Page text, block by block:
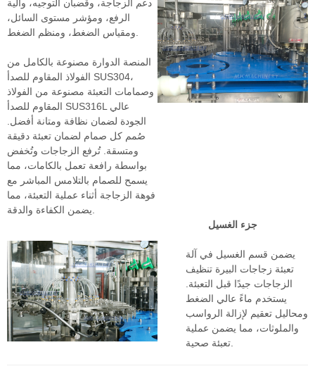
دعم الزجاجة، وقضبان التوجيه، وآلية
الرفع، ومؤشر مستوى السائل،
ومقياس الضغط، ومنظم الضغط.
المنصة الدوارة مصنوعة بالكامل من
الفولاذ المقاوم للصدأ SUS304،
وصمامات التعبئة مصنوعة من الفولاذ
المقاوم للصدأ SUS316L عالي
الجودة لضمان نظافة ومتانة أفضل.
صُمم كل صمام لضمان تعبئة دقيقة
ومتسقة. تُرفع الزجاجات وتُخفض
بواسطة رافعة تعمل بالكامات، مما
يسمح للصمام بالتلامس المباشر مع
فوهة الزجاجة أثناء عملية التعبئة، مما
يضمن الكفاءة والدقة.
جزء الغسيل
يضمن قسم الغسيل في آلة
تعبئة زجاجات البيرة تنظيف
الزجاجات جيدًا قبل التعبئة.
يستخدم ماءً عالي الضغط
ومحاليل تعقيم لإزالة الرواسب
والملوثات، مما يضمن عملية
تعبئة صحية.